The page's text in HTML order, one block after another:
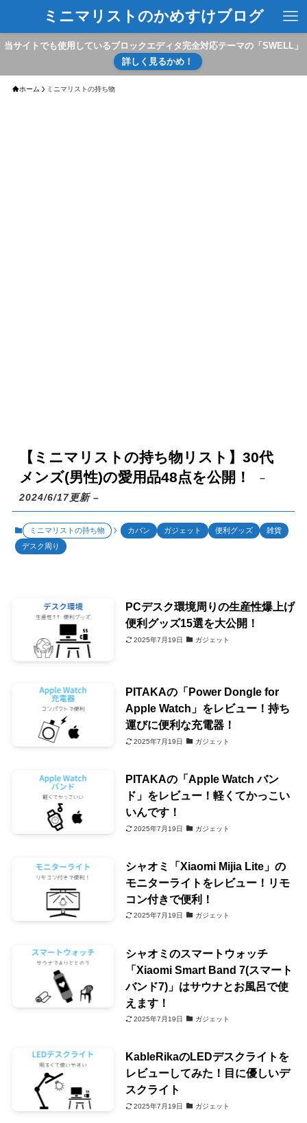
ミニマリストのかめすけブログ
当サイトでも使用しているブロックエディタ完全対応テーマの「SWELL」
詳しく見るかめ！
ホーム ミニマリストの持ち物
【ミニマリストの持ち物リスト】30代
メンズ(男性)の愛用品48点を公開！
–
2024/6/17更新 –
ミニマリストの持ち物 カバン ガジェット 便利グッズ
雑貨
デスク周り
PCデスク環境周りの生産性爆上げ
便利グッズ15選を大公開！
2025年7月19日 ガジェット
PITAKAの「Power Dongle for
Apple Watch」をレビュー！持ち
運びに便利な充電器！
2025年7月19日 ガジェット
PITAKAの「Apple Watch バン
ド」をレビュー！軽くてかっこい
いんです！
2025年7月19日 ガジェット
シャオミ「Xiaomi Mijia Lite」の
モニターライトをレビュー！リモ
コン付きで便利！
2025年7月19日 ガジェット
シャオミのスマートウォッチ
「Xiaomi Smart Band 7(スマート
バンド7)」はサウナとお風呂で使
えます！
2025年7月19日 ガジェット
KableRikaのLEDデスクライトを
レビューしてみた！目に優しいデ
スクライト
2025年7月19日 ガジェット